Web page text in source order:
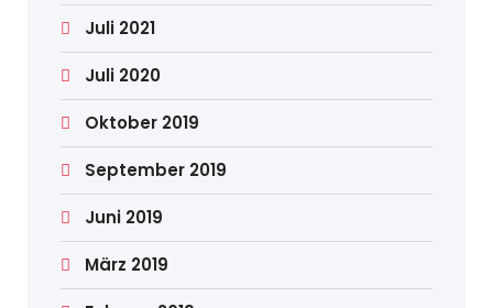
Juli 2021
Juli 2020
Oktober 2019
September 2019
Juni 2019
März 2019